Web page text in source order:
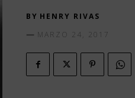
BY HENRY RIVAS
MARZO 24, 2017